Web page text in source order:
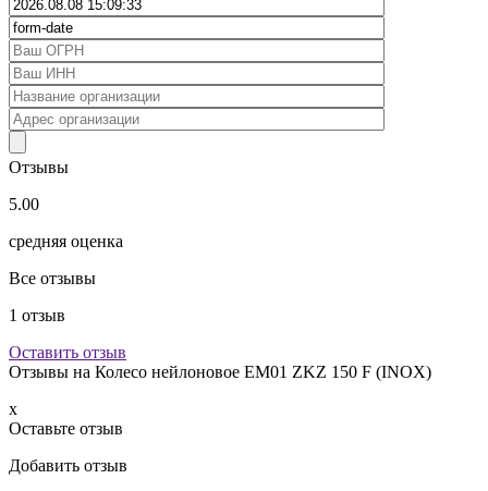
Отзывы
5.00
средняя оценка
Все отзывы
1 отзыв
Оставить отзыв
Отзывы на Колесо нейлоновое EM01 ZKZ 150 F (INOX)
x
Оставьте отзыв
Добавить отзыв